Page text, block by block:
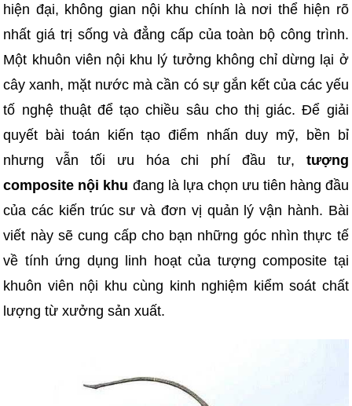
hiện đại, không gian nội khu chính là nơi thể hiện rõ
nhất giá trị sống và đẳng cấp của toàn bộ công trình.
Một khuôn viên nội khu lý tưởng không chỉ dừng lại ở
cây xanh, mặt nước mà cần có sự gắn kết của các yếu
tố nghệ thuật để tạo chiều sâu cho thị giác. Để giải
quyết bài toán kiến tạo điểm nhấn duy mỹ, bền bỉ
nhưng vẫn tối ưu hóa chi phí đầu tư, tượng
composite nội khu đang là lựa chọn ưu tiên hàng đầu
của các kiến trúc sư và đơn vị quản lý vận hành. Bài
viết này sẽ cung cấp cho bạn những góc nhìn thực tế
về tính ứng dụng linh hoạt của tượng composite tại
khuôn viên nội khu cùng kinh nghiệm kiểm soát chất
lượng từ xưởng sản xuất.